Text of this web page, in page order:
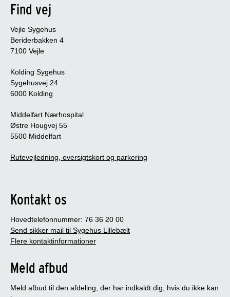
Find vej
Vejle Sygehus
Beriderbakken 4
7100 Vejle
Kolding Sygehus
Sygehusvej 24
6000 Kolding
Middelfart Nærhospital
Østre Hougvej 55
5500 Middelfart
Rutevejledning, oversigtskort og parkering
Kontakt os
Hovedtelefonnummer: 76 36 20 00
Send sikker mail til Sygehus Lillebælt
Flere kontaktinformationer
Meld afbud
Meld afbud til den afdeling, der har indkaldt dig, hvis du ikke kan